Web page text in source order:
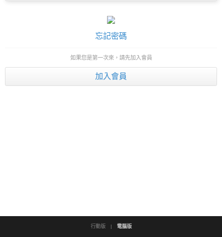
忘記密碼
如果您是第一次來，請先加入會員
加入會員
行動版 電腦版